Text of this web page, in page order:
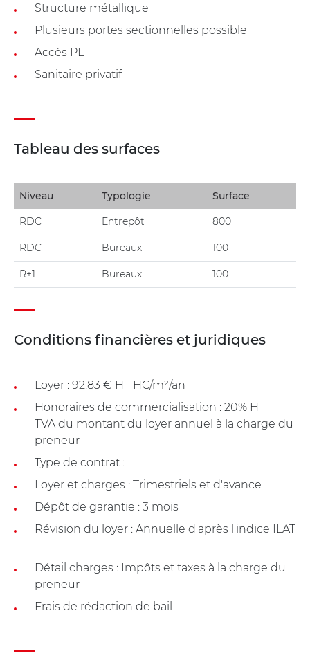
Structure métallique
Plusieurs portes sectionnelles possible
Accès PL
Sanitaire privatif
Tableau des surfaces
Niveau Typologie Surface
RDC Entrepôt 800
RDC Bureaux 100
R+1 Bureaux 100
Conditions financières et juridiques
Loyer : 92.83 € HT HC/m²/an
Honoraires de commercialisation : 20% HT +
TVA du montant du loyer annuel à la charge du
preneur
Type de contrat :
Loyer et charges : Trimestriels et d'avance
Dépôt de garantie : 3 mois
Révision du loyer : Annuelle d'après l'indice ILAT
Détail charges : Impôts et taxes à la charge du
preneur
Frais de rédaction de bail